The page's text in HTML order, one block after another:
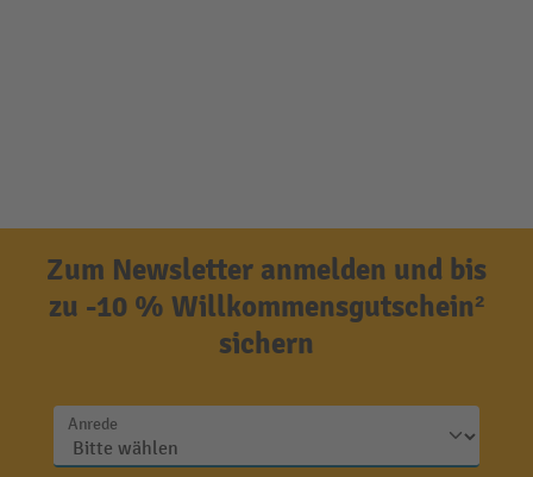
Zum Newsletter anmelden und bis
zu -10 % Willkommensgutschein²
sichern
Anrede